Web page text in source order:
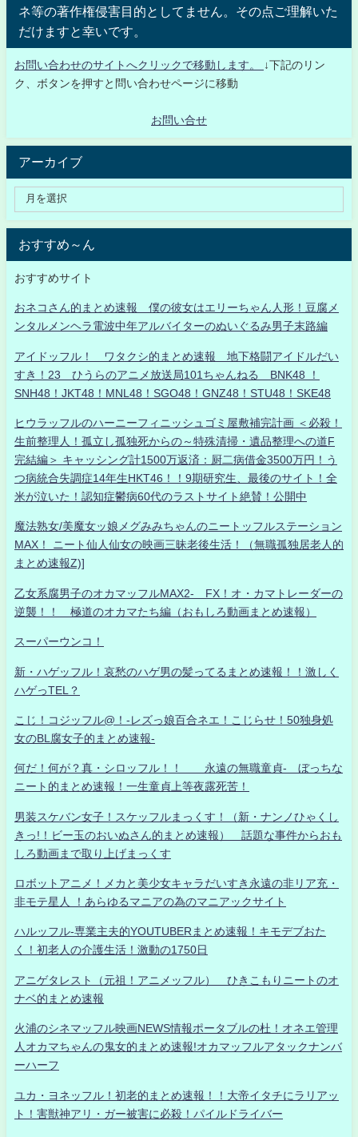
ネ等の著作権侵害目的としてません。その点ご理解いた
だけますと幸いです。
お問い合わせのサイトへクリックで移動します。
↓下記のリン
ク、ボタンを押すと問い合わせページに移動
お問い合せ
アーカイブ
おすすめ～ん
おすすめサイト
おネコさん的まとめ速報 僕の彼女はエリーちゃん人形！豆腐メ
ンタルメンヘラ電波中年アルバイターのぬいぐるみ男子末路編
アイドッフル！ ワタクシ的まとめ速報 地下格闘アイドルだい
すき！23 ひうらのアニメ放送局101ちゃんねる BNK48 ！
SNH48！JKT48！MNL48！SGO48！GNZ48！STU48！SKE48
ヒウラッフルのハーニーフィニッシュゴミ屋敷補完計画 ＜必殺！
生前整理人！孤立し孤独死からの～特殊清掃・遺品整理への道F
完結編＞ キャッシング計1500万返済：厨二病借金3500万円！う
つ病統合失調症14年生HKT46！！9期研究生、最後のサイト！全
米が泣いた！認知症鬱病60代のラストサイト絶賛！公開中
魔法熟女/美魔女ッ娘メグみみちゃんのニートッフルステーション
MAX！ ニート仙人仙女の映画三昧老後生活！（無職孤独居老人的
まとめ速報Z)]
乙女系腐男子のオカマッフルMAX2- FX！オ・カマトレーダーの
逆襲！！ 極道のオカマたち編（おもしろ動画まとめ速報）
スーパーウンコ！
新・ハゲッフル！哀愁のハゲ男の髪ってるまとめ速報！！激しく
ハゲっTEL？
こじ！コジッフル@！-レズっ娘百合ネエ！こじらせ！50独身処
女のBL腐女子的まとめ速報-
何だ！何が？真・シロッフル！！ 永遠の無職童貞- ぼっちな
ニート的まとめ速報！一生童貞上等夜露死苦！
男装スケバン女子！スケッフルまっくす！（新・ナンノひゃくし
きっ!！ビー玉のおいぬさん的まとめ速報） 話題な事件からおも
しろ動画まで取り上げまっくす
ロボットアニメ！メカと美少女キャラだいすき永遠の非リア充・
非モテ星人 ！あらゆるマニアの為のマニアックサイト
ハルッフル-専業主夫的YOUTUBERまとめ速報！キモデブおた
く！初老人の介護生活！激動の1750日
アニゲタレスト（元祖！アニメッフル） ひきこもりニートのオ
ナベ的まとめ速報
火浦のシネマッフル映画NEWS情報ポータブルの杜！オネエ管理
人オカマちゃんの鬼女的まとめ速報!オカマッフルアタックナンバ
ーハーフ
ユカ・ヨネッフル！初老的まとめ速報！！大帝イタチにラリアッ
ト！害獣神アリ・ガー被害に必殺！パイルドライバー